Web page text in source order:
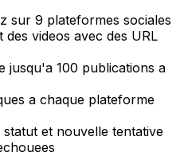
sur 9 plateformes sociales
des videos avec des URL
jusqu'a 100 publications a
a chaque plateforme
et nouvelle tentative